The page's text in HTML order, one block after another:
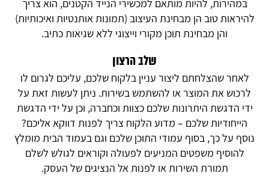
במהירות, להיות מותאם למכשירי הנייד הקטנים, הוא צריך
להיראות טוב הן מבחינת העיצוב (תמונות אותנטיות ואיכותיות)
והן מבחינת תוכן מקורי וייצוגי ללא שגיאות כתיב.
שלב הרצון
לאחר שהצלחתם ליצור עניין בלקוח שלכם, עליכם לגרום לו
לרכוש את המוצר או להשתמש בשירות. ניתן לעשות זאת על
ידי הדגשת היתרונות שלכם כצוות וכחברה, וכן על ידי הדגשת
הייחודיות שלכם – מדוע הלקוח צריך לפנות דווקא אליכם?
נוסף על כך, בסוף עמודי התוכן שלכם וגם בעמוד הבית מומלץ
להוסיף משפטים המניעים לפעולה וקוראים לגולש לשלם
תמורת השירות או לפנות אל הנציגים של העסק.